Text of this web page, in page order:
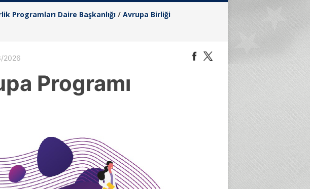
Programları Daire Başkanlığı / Avrupa Birliği
2026
Programı